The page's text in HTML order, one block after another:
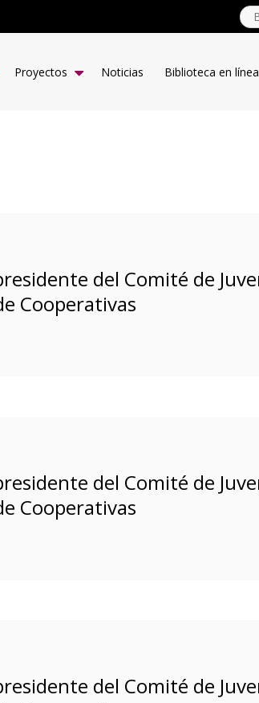
Proyectos Noticias Biblioteca en línea
del Comité de
Cooperativas
del Comité de
Cooperativas
del Comité de